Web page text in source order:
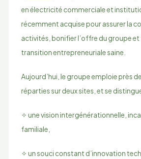
en électricité commerciale et
récemment acquise pour assurer la
activités, bonifier l’offre du groupe et
transition entrepreneuriale saine.
Aujourd’hui, le groupe emploie près
réparties sur deux sites, et se
✧ une vision intergénérationnelle,
familiale,
✧ un souci constant d’innovation